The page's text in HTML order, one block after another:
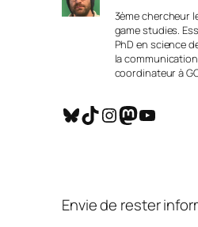
3ème chercheur
game studies.
PhD en science
la
coordinateur à
Bluesky TikTok InstagramMastodon YouTube
Envie de rester